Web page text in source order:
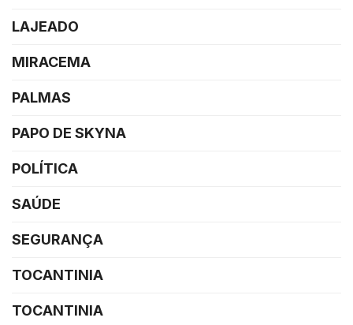
LAJEADO
MIRACEMA
PALMAS
PAPO DE SKYNA
POLÍTICA
SAÚDE
SEGURANÇA
TOCANTINIA
TOCANTINIA